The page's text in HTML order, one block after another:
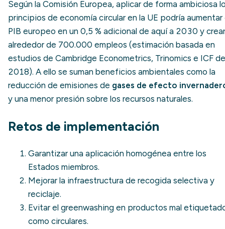
Según la Comisión Europea, aplicar de forma ambiciosa
principios de economía circular en la UE podría aumentar
PIB europeo en un 0,5 % adicional de aquí a 2030 y crear
alrededor de 700.000 empleos (estimación basada en
estudios de Cambridge Econometrics, Trinomics e ICF de
2018). A ello se suman beneficios ambientales como la
reducción de emisiones de gases de efecto
y una menor presión sobre los recursos naturales.
Retos de implementación
Garantizar una aplicación homogénea entre los
Estados miembros.
Mejorar la infraestructura de recogida selectiva y
reciclaje.
Evitar el greenwashing en productos mal
como circulares.